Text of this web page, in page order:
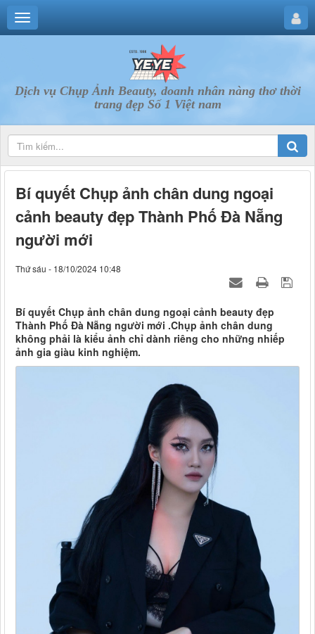
Dịch vụ Chụp Ảnh Beauty, doanh nhân nàng thơ thời
trang đẹp Số 1 Việt nam
Bí quyết Chụp ảnh chân dung ngoại
cảnh beauty đẹp Thành Phố Đà Nẵng
người mới
Thứ sáu - 18/10/2024 10:48
Bí quyết Chụp ảnh chân dung ngoại cảnh beauty đẹp
Thành Phố Đà Nẵng người mới .Chụp ảnh chân dung
không phải là kiểu ảnh chỉ dành riêng cho những nhiếp
ảnh gia giàu kinh nghiệm.